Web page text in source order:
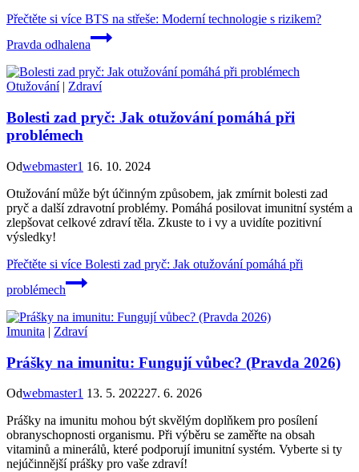
Přečtěte si více BTS na střeše: Moderní technologie s rizikem?
Pravda odhalena
Otužování| Zdraví
Bolesti zad pryč: Jak otužování pomáhá při
problémech
Odwebmaster1 16. 10. 2024
Otužování může být účinným způsobem, jak zmírnit bolesti zad
pryč a další zdravotní problémy. Pomáhá posilovat imunitní systém a
zlepšovat celkové zdraví těla. Zkuste to i vy a uvidíte pozitivní
výsledky!
Přečtěte si více Bolesti zad pryč: Jak otužování pomáhá při
problémech
Imunita | Zdraví
Prášky na imunitu: Fungují vůbec? (Pravda 2026)
Odwebmaster1 13. 5. 202227. 6. 2026
Prášky na imunitu mohou být skvělým doplňkem pro posílení
obranyschopnosti organismu. Při výběru se zaměřte na obsah
vitaminů a minerálů, které podporují imunitní systém. Vyberte si ty
nejúčinnější prášky pro vaše zdraví!